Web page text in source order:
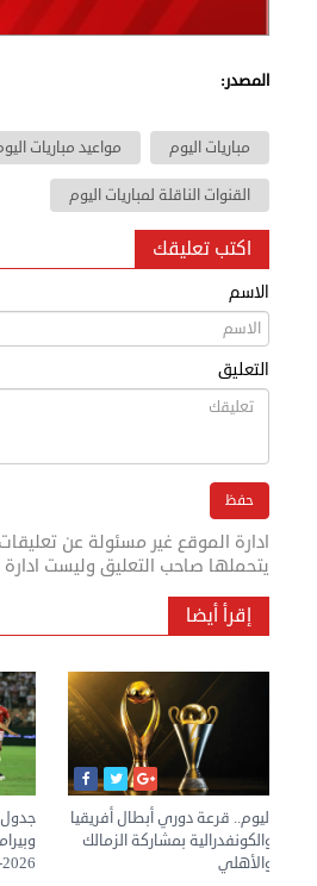
المصدر:
مباريات اليوم مواعيد مباريات
القنوات الناقلة لمباريات اليوم
اكتب تعليقك
الاسم
التعليق
ادارة الموقع غير مسئولة عن
يتحملها صاحب التعليق وليست
إقرأ أيضا
جدول
2026-2027
اليوم.. قرعة دوري أبطال أفريقيا
والكونفدرالية بمشاركة الزمالك
والأهلي